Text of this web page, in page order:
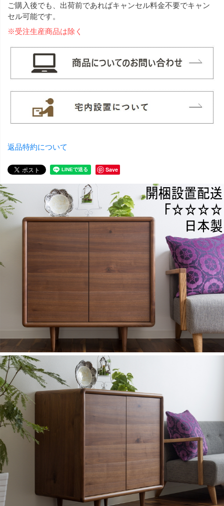
ご購入後でも、出荷前であればキャンセル料金不要でキャン
セル可能です。
※受注生産商品は除く
返品特約について
Save